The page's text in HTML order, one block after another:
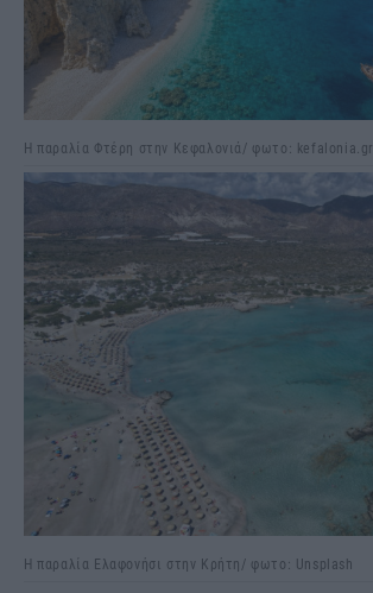
Η παραλία Φτέρη στην Κεφαλονιά/ φωτο: kefalonia.gr
Η παραλία Ελαφονήσι στην Κρήτη/ φωτο: Unsplash